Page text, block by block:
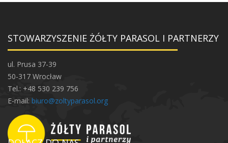
STOWARZYSZENIE ŻÓŁTY PARASOL I PARTNERZY
ul. Prusa 37-39
50-317 Wrocław
Tel.: +48 530 239 756
E-mail: biuro@zoltyparasol.org